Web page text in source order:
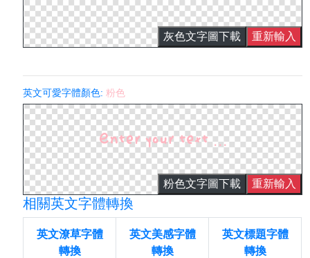
灰色文字圖下載 重新輸入
英文可愛字體顏色: 粉色
粉色文字圖下載 重新輸入
相關英文字體轉換
英文潦草字體
轉換
英文美感字體
轉換
英文標題字體
轉換